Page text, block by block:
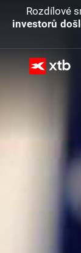
Rozdílové
investorů